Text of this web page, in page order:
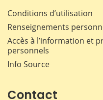
Conditions d’utilisation
Renseignements
Accès à l’information et
personnels
Info Source
Contact